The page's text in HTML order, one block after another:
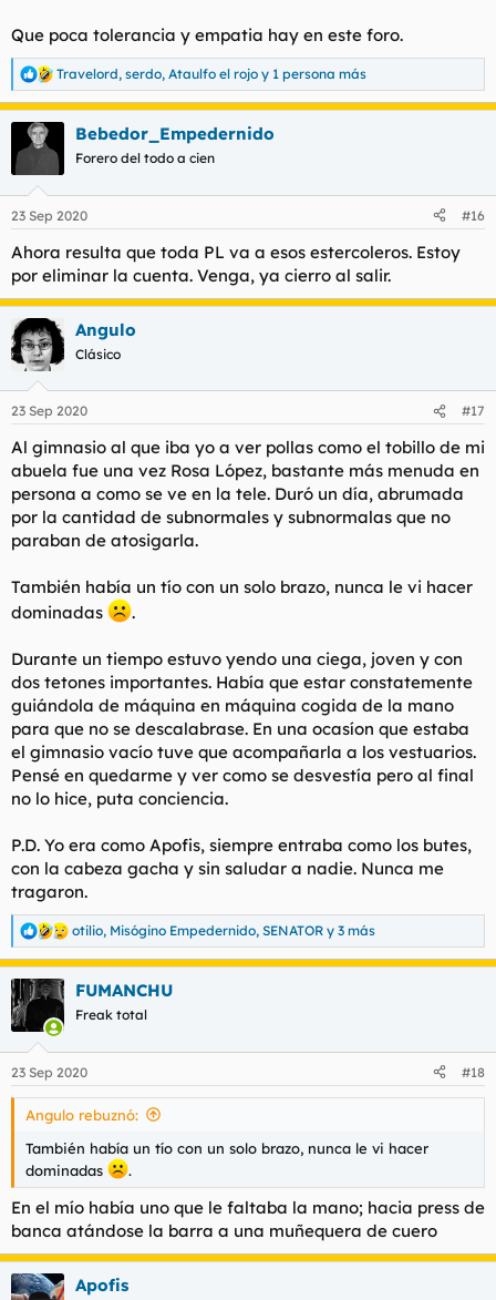
Que poca tolerancia y empatia hay en este foro.
R
e
a
c
e
:
Travelord, serdo, Ataulfo el rojo y 1 persona más
Bebedor_Empedernido
Forero del todo a cien
23 Sep 2020 #16
Ahora resulta que toda PL va a esos estercoleros. Estoy
por eliminar la cuenta. Venga, ya cierro al salir.
Angulo
Clásico
23 Sep 2020 #17
Al gimnasio al que iba yo a ver pollas como el tobillo de mi
abuela fue una vez Rosa López, bastante más menuda en
persona a como se ve en la tele. Duró un día, abrumada
por la cantidad de subnormales y subnormalas que no
paraban de atosigarla.
También había un tío con un solo brazo, nunca le vi hacer
dominadas
.
Durante un tiempo estuvo yendo una ciega, joven y con
dos tetones importantes. Había que estar constatemente
guiándola de máquina en máquina cogida de la mano
para que no se descalabrase. En una ocasíon que estaba
el gimnasio vacío tuve que acompañarla a los vestuarios.
Pensé en quedarme y ver como se desvestía pero al final
no lo hice, puta conciencia.
P.D. Yo era como Apofis, siempre entraba como los butes,
con la cabeza gacha y sin saludar a nadie. Nunca me
tragaron.
R
e
a
c
c
i
e
s
otilio, Misógino Empedernido, SENATOR y 3 más
FUMANCHU
Freak total
23 Sep 2020 #18
Angulo rebuznó:
También había un tío con un solo brazo, nunca le vi hacer
dominadas
.
En el mío había uno que le faltaba la mano; hacia press de
banca atándose la barra a una muñequera de cuero
Apofis